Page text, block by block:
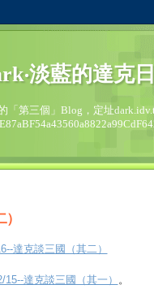
淡藍的達克
「第三個」Blog，定址
達克談三國（其二）
達克談三國（其一） 。